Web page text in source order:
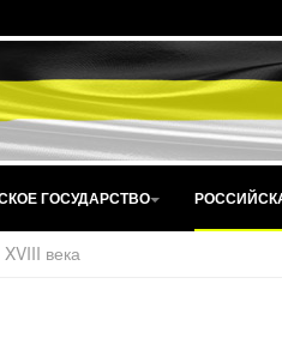
ГОСУДАРСТВО
века